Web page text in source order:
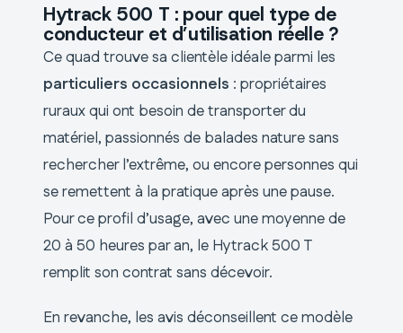
Hytrack 500 T : pour quel type de
conducteur et d’utilisation réelle ?
Ce quad trouve sa clientèle idéale parmi les
particuliers occasionnels : propriétaires
ruraux qui ont besoin de transporter du
matériel, passionnés de balades nature sans
rechercher l’extrême, ou encore personnes qui
se remettent à la pratique après une pause.
Pour ce profil d’usage, avec une moyenne de
20 à 50 heures par an, le Hytrack 500 T
remplit son contrat sans décevoir.
En revanche, les avis déconseillent ce modèle